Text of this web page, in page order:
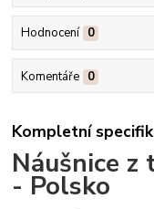
Hodnocení 0
Komentáře 0
Kompletní
Náušnice
- Polsko